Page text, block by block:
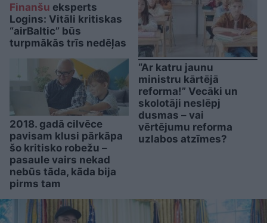
Finanšu eksperts
Logins: Vitāli kritiskas
“airBaltic” būs
turpmākās trīs nedēļas
2018. gadā cilvēce
pavisam klusi pārkāpa
šo kritisko robežu –
pasaule vairs nekad
nebūs tāda, kāda bija
pirms tam
“Ar katru jaunu
ministru kārtējā
reforma!” Vecāki un
skolotāji neslēpj
dusmas – vai
vērtējumu reforma
uzlabos atzīmes?